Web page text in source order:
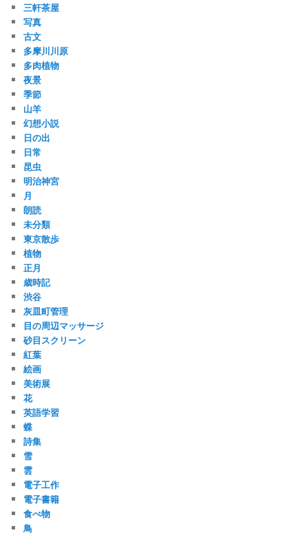
三軒茶屋
写真
古文
多摩川川原
多肉植物
夜景
季節
山羊
幻想小説
日の出
日常
昆虫
明治神宮
月
朗読
未分類
東京散歩
植物
正月
歳時記
渋谷
灰皿町管理
目の周辺マッサージ
砂目スクリーン
紅葉
絵画
美術展
花
英語学習
蝶
詩集
雪
雲
電子工作
電子書籍
食べ物
鳥